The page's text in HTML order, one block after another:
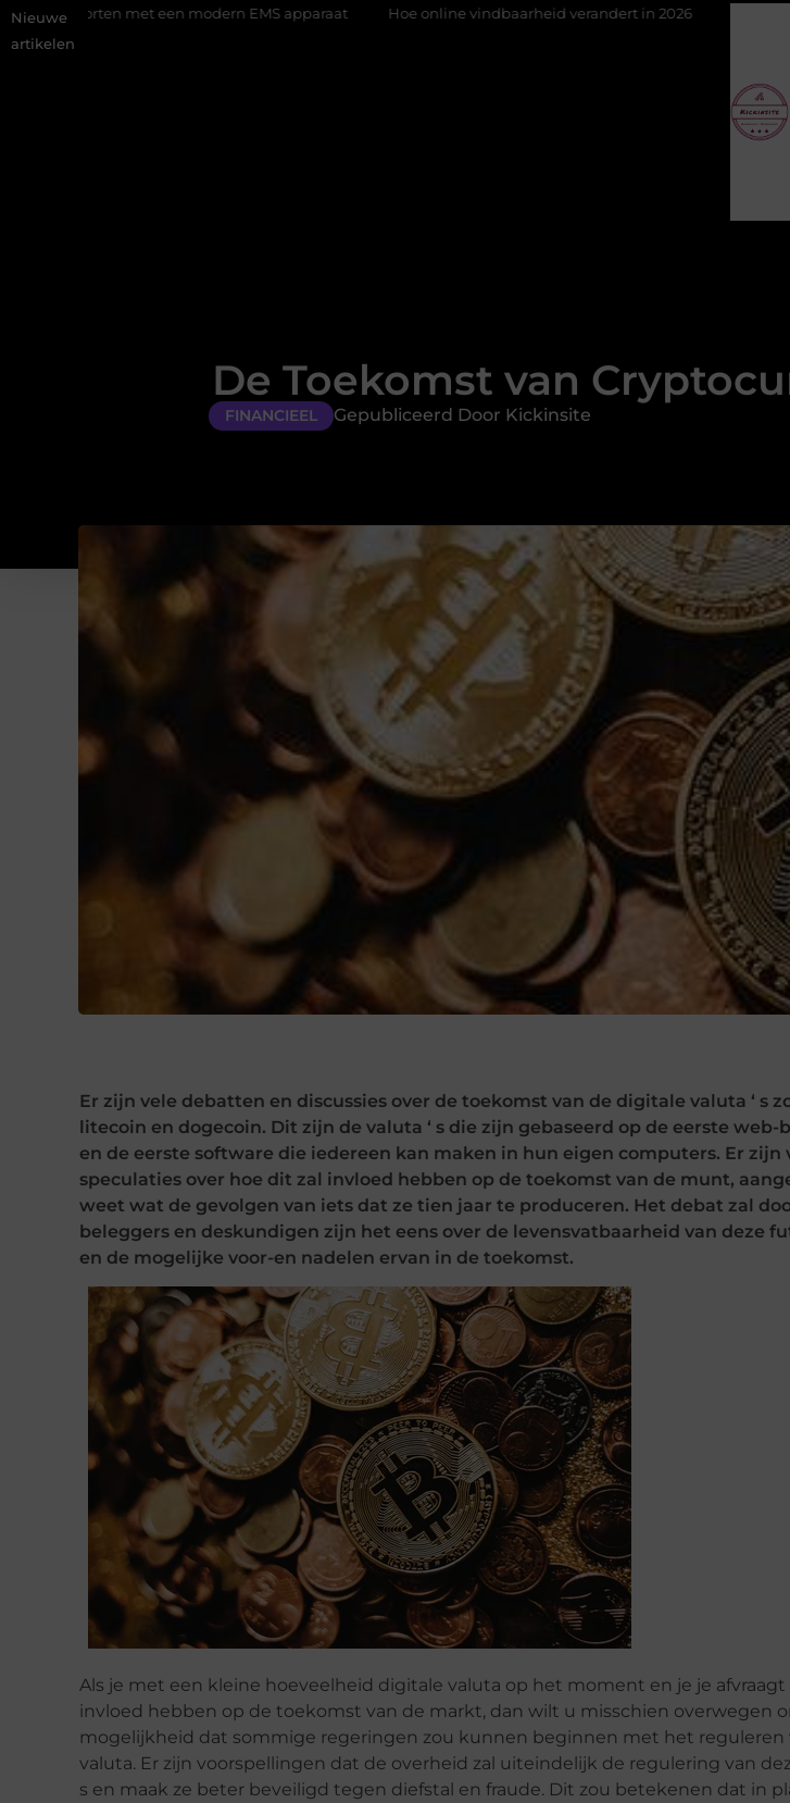
Nieuwe
artikelen
een modern EMS apparaat Hoe online vindbaarheid verandert in 2026 Van het Oude Dorp tot de
De Toekomst van
FINANCIEEL Gepubliceerd Door Kickinsite
Er zijn vele debatten en discussies over de toekomst van de digitale valuta ‘ s
litecoin en dogecoin. Dit zijn de valuta ‘ s die zijn gebaseerd op de eerste web-
en de eerste software die iedereen kan maken in hun eigen computers. Er zijn
speculaties over hoe dit zal invloed hebben op de toekomst van de munt,
weet wat de gevolgen van iets dat ze tien jaar te produceren. Het debat zal
beleggers en deskundigen zijn het eens over de levensvatbaarheid van deze
en de mogelijke voor-en nadelen ervan in de toekomst.
Als je met een kleine hoeveelheid digitale valuta op het moment en je je afvraagt
invloed hebben op de toekomst van de markt, dan wilt u misschien overwegen
mogelijkheid dat sommige regeringen zou kunnen beginnen met het reguleren
valuta. Er zijn voorspellingen dat de overheid zal uiteindelijk de regulering van
s en maak ze beter beveiligd tegen diefstal en fraude. Dit zou betekenen dat in